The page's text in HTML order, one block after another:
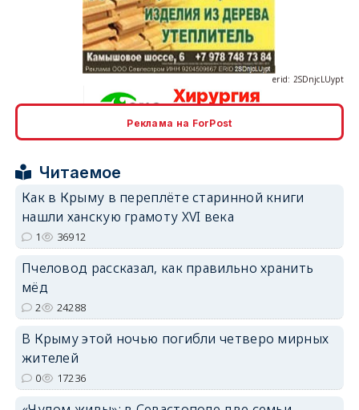
erid: 2SDnjcrDNw6
erid: 2SDnjdPjgYS
Реклама на ForPost
Читаемое
Как в Крыму в переплёте старинной книги
нашли ханскую грамоту XVI века
1 36912
Пчеловод рассказал, как правильно хранить
мёд
2 24288
В Крыму этой ночью погибли четверо мирных
жителей
0 17236